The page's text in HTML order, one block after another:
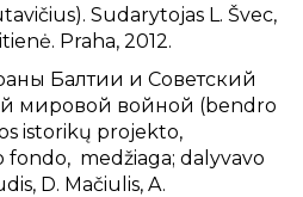
Sudarytojas L. Švec,
Praha, 2012.
Балтии и Советский
мировой войной (bendro
istorikų projekto,
medžiaga; dalyvavo
D. Mačiulis, A.